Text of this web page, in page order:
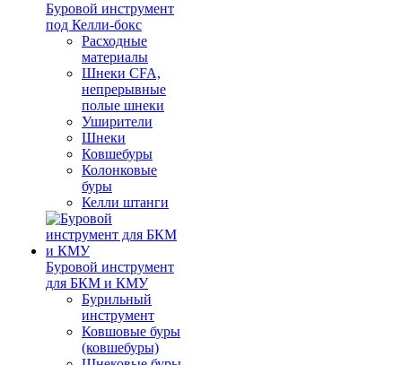
Буровой инструмент
под Келли-бокс
Расходные
материалы
Шнеки CFA,
непрерывные
полые шнеки
Уширители
Шнеки
Ковшебуры
Колонковые
буры
Келли штанги
Буровой инструмент
для БКМ и КМУ
Бурильный
инструмент
Ковшовые буры
(ковшебуры)